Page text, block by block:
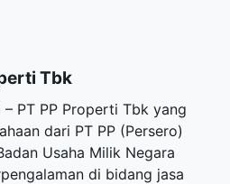
Tbk
PT PP Properti Tbk yang
dari PT PP (Persero)
Usaha Milik Negara
di bidang jasa